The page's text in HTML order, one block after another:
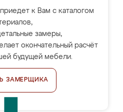
к Вам с каталогом
замеры,
окончательный расчёт
будущей мебели.
ЗАМЕРЩИКА